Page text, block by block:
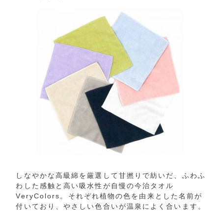
しなやかな高級綿を厳選して甘撚りで紡いだ、ふわふ
わした感触と高い吸水性が自慢の今治タオル
VeryColors。それぞれ植物の色を由来とした名前が
付いており、やさしい色合いが温泉によく合います。